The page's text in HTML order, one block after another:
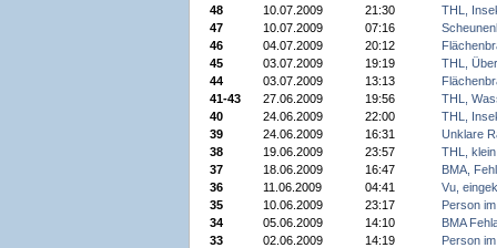
48
10.07.2009 21:30
THL,
47
10.07.2009 07:16
46
04.07.2009 20:12
45
03.07.2009 19:19
THL,
44
03.07.2009 13:13
41-43
27.06.2009 19:56
THL,
40
24.06.2009 22:00
THL,
39
24.06.2009 16:31
Unklare
38
19.06.2009 23:57
THL, klein
37
18.06.2009 16:47
BMA,
36
11.06.2009 04:41
Vu,
35
10.06.2009 23:17
Person
34
05.06.2009 14:10
BMA
33
02.06.2009 14:19
Person